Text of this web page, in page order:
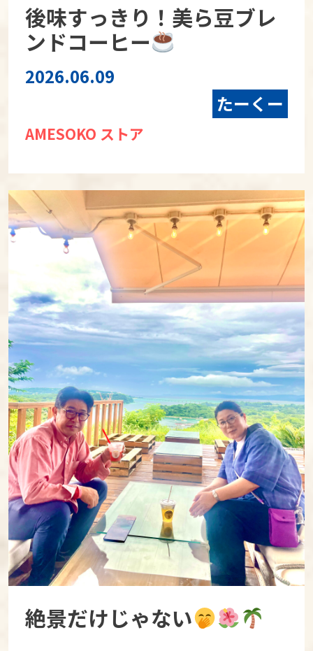
後味すっきり！美ら豆ブレ
ンドコーヒー
2026.06.09
たーくー
AMESOKO ストア
絶景だけじゃない